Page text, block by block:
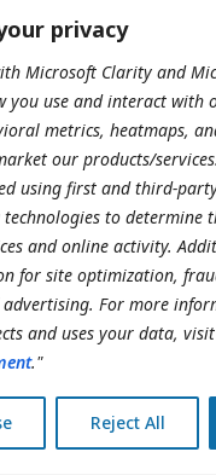
privacy
Microsoft Clarity and
you use and interact with
metrics, heatmaps,
our products/
using first and third-
to determine
and online activity.
for site optimization,
advertising. For more
and uses your data,
."
Reject All
la performance de
d’entreprise sont-
les rapports?
d’un outil BI